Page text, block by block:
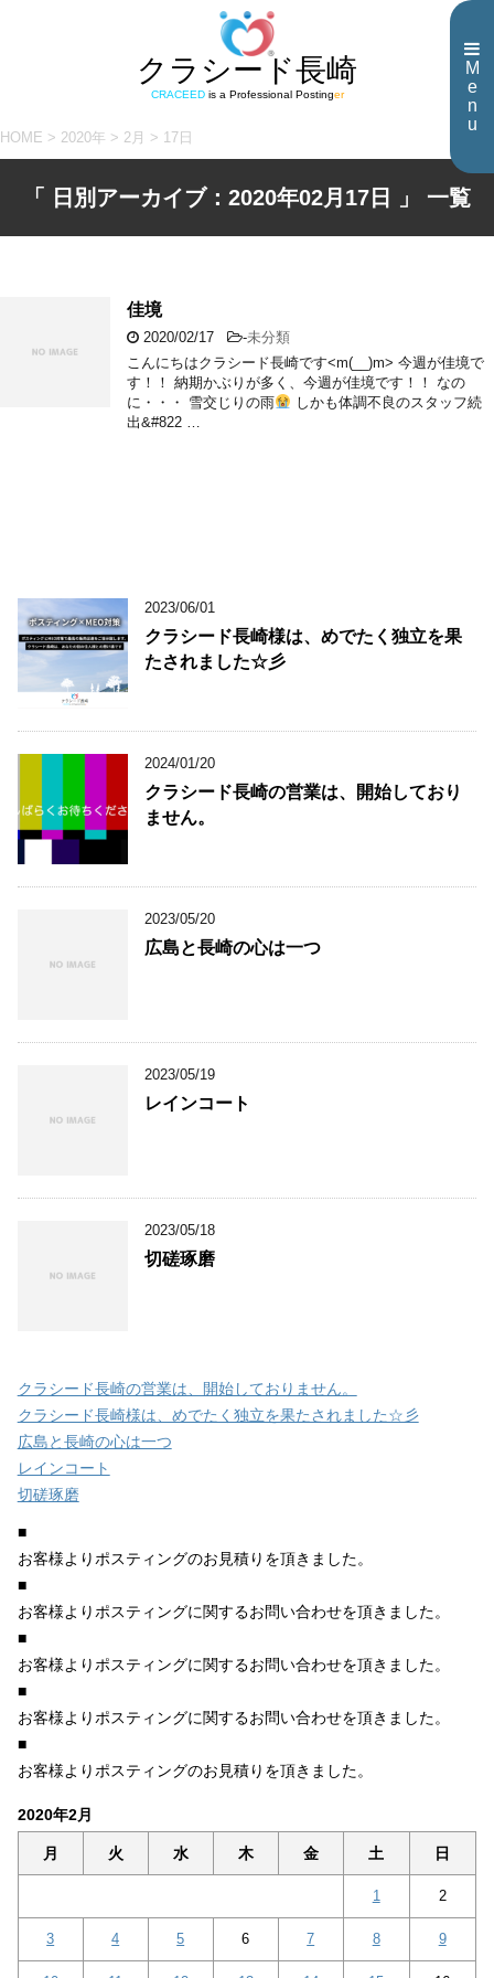
M
e
n
u
クラシード長崎
CRACEEDis a Professional Postinger
HOME > 2020年 > 2月 > 17日
「 日別アーカイブ：2020年02月17日 」 一覧
佳境
2020/02/17 -未分類
こんにちはクラシード長崎です<m(__)m> 今週が佳境で
す！！ 納期かぶりが多く、今週が佳境です！！ なの
に・・・ 雪交じりの雨
しかも体調不良のスタッフ続
出&#822 …
2023/06/01
クラシード長崎様は、めでたく独立を果
たされました☆彡
2024/01/20
クラシード長崎の営業は、開始しており
ません。
2023/05/20
広島と長崎の心は一つ
2023/05/19
レインコート
2023/05/18
切磋琢磨
クラシード長崎の営業は、開始しておりません。
クラシード長崎様は、めでたく独立を果たされました☆彡
広島と長崎の心は一つ
レインコート
切磋琢磨
■
お客様よりポスティングのお見積りを頂きました。
■
お客様よりポスティングに関するお問い合わせを頂きました。
■
お客様よりポスティングに関するお問い合わせを頂きました。
■
お客様よりポスティングに関するお問い合わせを頂きました。
■
お客様よりポスティングのお見積りを頂きました。
2020年2月
月 火 水 木 金 土 日
1 2
3 4 5 6 7 8 9